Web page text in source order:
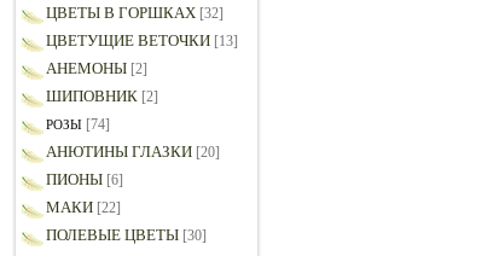
ЦВЕТЫ В ГОРШКАХ [32]
ЦВЕТУЩИЕ ВЕТОЧКИ [13]
АНЕМОНЫ [2]
ШИПОВНИК [2]
РОЗЫ [74]
АНЮТИНЫ ГЛАЗКИ [20]
ПИОНЫ [6]
МАКИ [22]
ПОЛЕВЫЕ ЦВЕТЫ [30]